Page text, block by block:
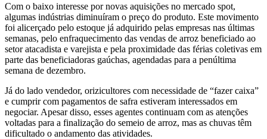
Com o baixo interesse por novas aquisições no mercado spot,
algumas indústrias diminuíram o preço do produto. Este movimento
foi alicerçado pelo estoque já adquirido pelas empresas nas últimas
semanas, pelo enfraquecimento das vendas de arroz beneficiado ao
setor atacadista e varejista e pela proximidade das férias coletivas em
parte das beneficiadoras gaúchas, agendadas para a penúltima
semana de dezembro.
Já do lado vendedor, orizicultores com necessidade de “fazer caixa”
e cumprir com pagamentos de safra estiveram interessados em
negociar. Apesar disso, esses agentes continuam com as atenções
voltadas para a finalização do semeio de arroz, mas as chuvas têm
dificultado o andamento das atividades.